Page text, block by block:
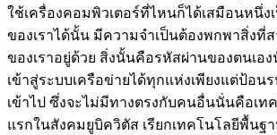
ใช้เครื่องคอมพิวเตอร์ที่ไหนก็ได้เสมือนหนึ่ง
ของเราได้นั้น มีความจำเป็นต้องพกพาสิ่งที่
ของเราอยู่ด้วย สิ่งนั้นคือรหัสผ่านของตนเอง
เข้าสู่ระบบเครือข่ายได้ทุกแห่งเพียงแต่ป้อน
เข้าไป ซึ่งจะไม่มีทางตรงกับคนอื่นนั่นคือเท
แรกในสังคมยูบิควิตัส เรียกเทคโนโลยีพื้นฐ